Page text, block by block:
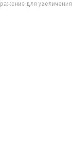
для увеличения